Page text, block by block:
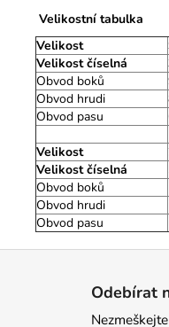
Velikostní tabulka
Velikost
Velikost číselná
Obvod boků
Obvod hrudi
Obvod pasu
Velikost
Velikost číselná
Obvod boků
Obvod hrudi
Obvod pasu
Odebírat